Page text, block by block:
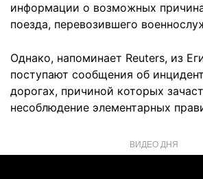
информации о возможных
поезда, перевозившего
Однако, напоминает Reuters, из
поступают сообщения об
дорогах, причиной которых
несоблюдение элементарных
ВИДЕО ДНЯ